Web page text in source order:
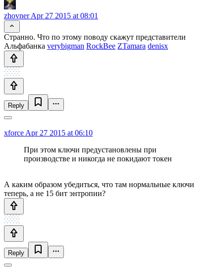
zhovnerApr 27 2015 at 08:01
Странно. Что по этому поводу скажут представители
Альфабанка verybigman RockBee ZTamara denisx
Reply
xforce Apr 27 2015 at 06:10
При этом ключи предустановлены при
производстве и никогда не покидают токен
А каким образом убедиться, что там нормальные ключи
теперь, а не 15 бит энтропии?
Reply